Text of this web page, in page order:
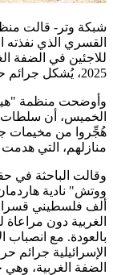
شبكة وتر- قالت
القسري الذي نفذته
للاجئين في الضفة
2025، يُشكل جرائم حرب وجرائم ضد الإنسانية.
وأوضحت منظمة
هُجِّروا من مخيمات
منازلهم، التي هدمت
وقالت الباحثة في
ألف فلسطيني قسرا
الغربية دون مراعاة
بالعودة. مع انصباب
الإسرائيلية جرائم
الضفة الغربية،